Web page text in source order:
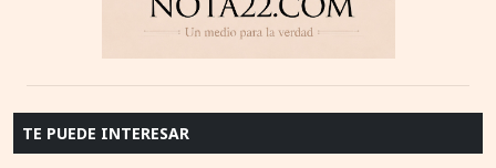
TE PUEDE INTERESAR